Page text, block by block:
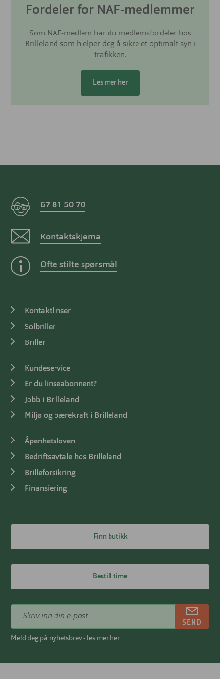
Fordeler for NAF-medlemmer
Som NAF-medlem har du medlemsfordeler hos
Brilleland som hjelper deg å sikre et optimalt syn i
trafikken.
Les mer her
67 81 50 70
Kontaktskjema
Ofte stilte spørsmål
Kontaktlinser
Solbriller
Briller
Kundeservice
Er du linseabonnent?
Jobb i Brilleland
Miljø og bærekraft i Brilleland
Åpenhetsloven
Bedriftsavtale hos Brilleland
Brilleforsikring
Finansiering
Finn butikk
Bestill time
SEND
Meld deg på nyhetsbrev - les mer her